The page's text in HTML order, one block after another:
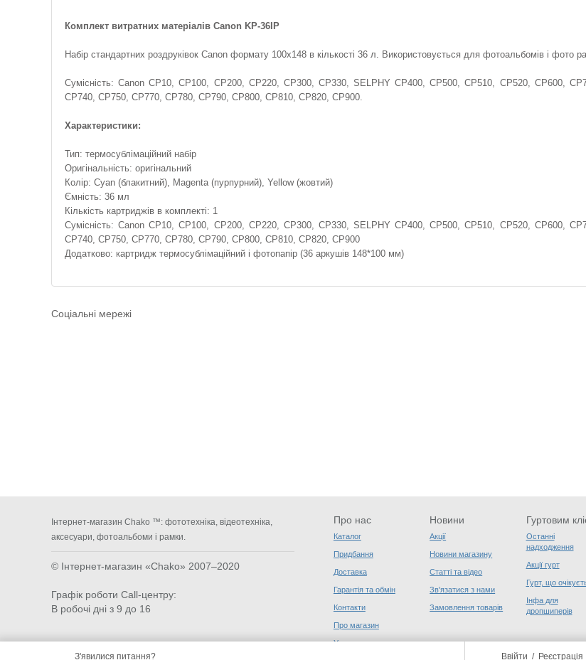
З'явилися питання? Ввійти / Реєстрація
Комплект витратних матеріалів Canon KP-36IP
Набір стандартних роздруківок Canon формату 100x148 в кількості 36 л. Використовується для фотоальбомів і фото
Сумісність: Canon CP10, CP100, CP200, CP220, CP300, CP330, SELPHY CP400, CP500, CP510, CP520, CP600,
CP740, CP750, CP770, CP780, CP790, CP800, CP810, CP820, CP900.
Характеристики:
Тип: термосублімаційний набір
Оригінальність: оригінальний
Колір: Cyan (блакитний), Magenta (пурпурний), Yellow (жовтий)
Ємність: 36 мл
Кількість картриджів в комплекті: 1
Сумісність: Canon CP10, CP100, CP200, CP220, CP300, CP330, SELPHY CP400, CP500, CP510, CP520, CP600,
CP740, CP750, CP770, CP780, CP790, CP800, CP810, CP820, CP900
Додатково: картридж термосублімаційний і фотопапір (36 аркушів 148*100 мм)
Соціальні мережі
Інтернет-магазин Chako ™: фототехніка, відеотехніка,
аксесуари, фотоальбоми і рамки.
© Інтернет-магазин «Chako» 2007–2020
Графік роботи Call-центру:
В робочі дні з 9 до 16
Про нас
Каталог
Придбання
Доставка
Гарантія та обмін
Контакти
Про магазин
Угода користувача
Новини
Акції
Новини магазину
Статті та відео
Зв'язатися з нами
Замовлення товарів
Гуртовим
Останні
надходження
Акції гурт
Гурт, що
Інфа для
дропшиперів